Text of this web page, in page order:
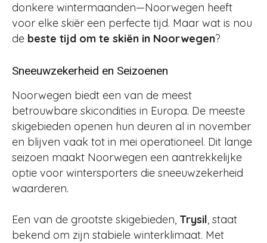
donkere wintermaanden—Noorwegen heeft
voor elke skiër een perfecte tijd. Maar wat is nou
de beste tijd om te skiën in Noorwegen?
Sneeuwzekerheid en Seizoenen
Noorwegen biedt een van de meest
betrouwbare skicondities in Europa. De meeste
skigebieden openen hun deuren al in november
en blijven vaak tot in mei operationeel. Dit lange
seizoen maakt Noorwegen een aantrekkelijke
optie voor wintersporters die sneeuwzekerheid
waarderen.
Een van de grootste skigebieden, Trysil, staat
bekend om zijn stabiele winterklimaat. Met